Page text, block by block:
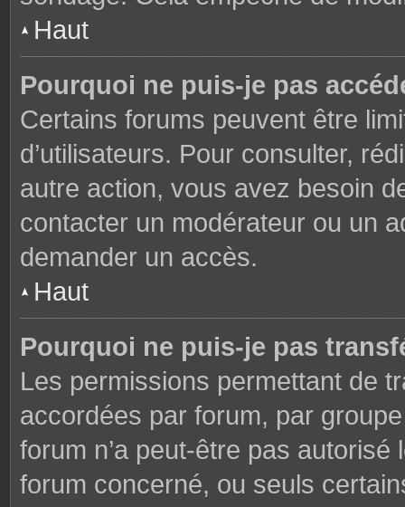
Haut
Pourquoi ne puis-je pas
Certains forums peuvent être
d’utilisateurs. Pour consulter,
autre action, vous avez besoin
contacter un modérateur ou un
demander un accès.
Haut
Pourquoi ne puis-je pas
Les permissions permettant de
accordées par forum, par
forum n’a peut-être pas
forum concerné, ou seuls